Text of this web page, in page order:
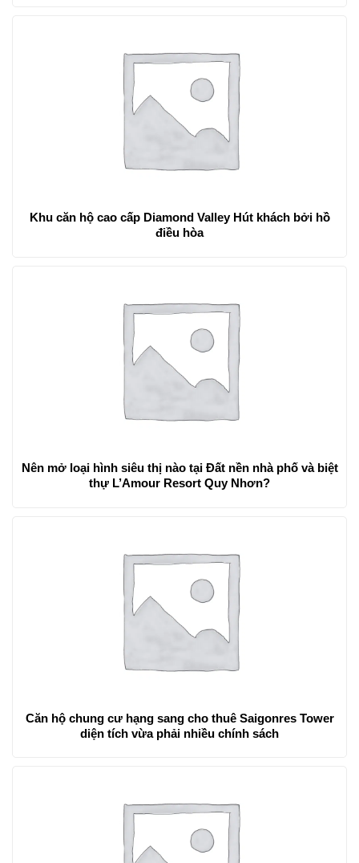
Khu căn hộ cao cấp Diamond Valley Hút khách bởi hồ
điều hòa
Nên mở loại hình siêu thị nào tại Đất nền nhà phố và biệt
thự L’Amour Resort Quy Nhơn?
Căn hộ chung cư hạng sang cho thuê Saigonres Tower
diện tích vừa phải nhiều chính sách